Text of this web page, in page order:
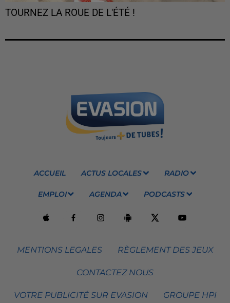
TOURNEZ LA ROUE DE L'ÉTÉ !
ACCUEIL ACTUS LOCALES RADIO
EMPLOI AGENDA PODCASTS
MENTIONS LEGALES RÈGLEMENT DES JEUX
CONTACTEZ NOUS
VOTRE PUBLICITÉ SUR EVASION GROUPE HPI